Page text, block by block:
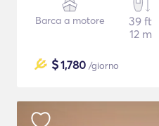
Barca a motore
39 ft
12 m
$1,780 /giorno